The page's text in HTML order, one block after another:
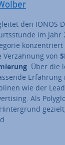
den IONOS
im Jahr
Ver­zah­nung von
. Über die
wie der
Als